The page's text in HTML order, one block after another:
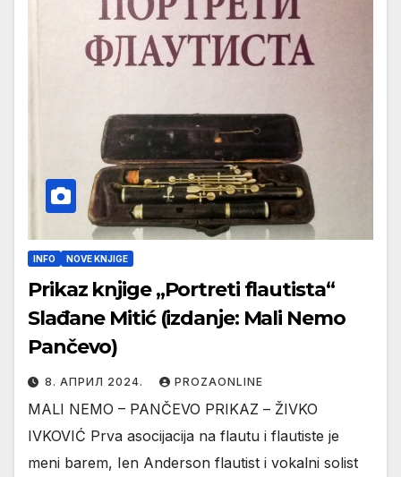
INFO NOVE KNJIGE
Prikaz knjige „Portreti flautista“
Slađane Mitić (izdanje: Mali Nemo
Pančevo)
8. АПРИЛ 2024. PROZAONLINE
MALI NEMO – PANČEVO PRIKAZ – ŽIVKO
IVKOVIĆ Prva asocijacija na flautu i flautiste je
meni barem, Ien Anderson flautist i vokalni solist